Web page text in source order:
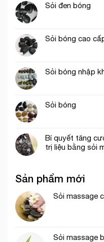
Sỏi đen bóng
Sỏi bóng cao
Sỏi bóng nhập
Sỏi bóng
Bí quyết tăng
trị liệu bằng sỏi
Sản phẩm mới
Sỏi massage
Sỏi massage